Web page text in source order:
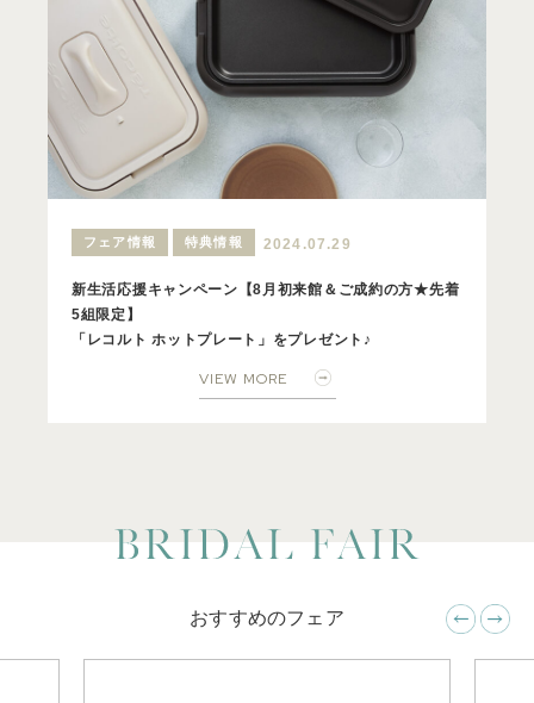
フェア情報 特典情報 2024.07.29
新生活応援キャンペーン【8月初来館＆ご成約の方★先着
5組限定】
「レコルト ホットプレート」をプレゼント♪
VIEW MORE
おすすめのフェア